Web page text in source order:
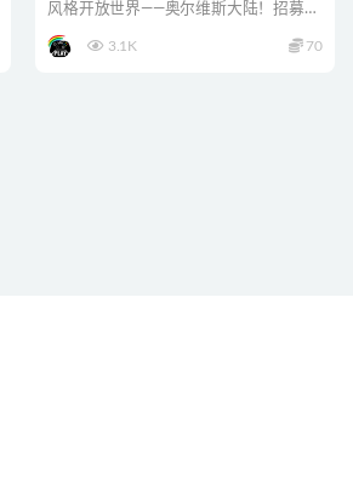
风格开放世界——奥尔维斯大陆！招募个
3.1K
70